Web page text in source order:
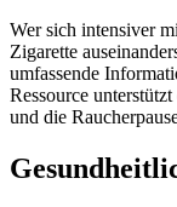
Wer sich intensiver
Zigarette
umfassende
Ressource
und die